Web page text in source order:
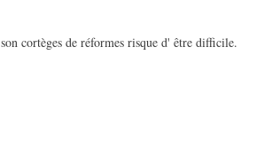
cortèges de réformes risque d' être difficile.